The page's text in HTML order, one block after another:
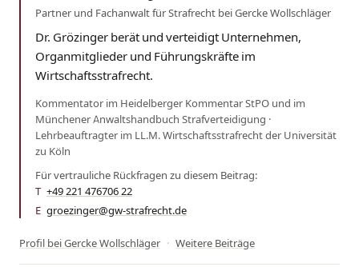
Partner und Fachanwalt für Strafrecht bei Gercke Wollschläger
Dr. Grözinger berät und verteidigt Unternehmen,
Organmitglieder und Führungskräfte im
Wirtschaftsstrafrecht.
Kommentator im Heidelberger Kommentar StPO und im
Münchener Anwaltshandbuch Strafverteidigung ·
Lehrbeauftragter im LL.M. Wirtschaftsstrafrecht der Universität
zu Köln
Für vertrauliche Rückfragen zu diesem Beitrag:
T +49 221 476706 22
·
E groezinger@gw-strafrecht.de
Profil bei Gercke Wollschläger · Weitere Beiträge